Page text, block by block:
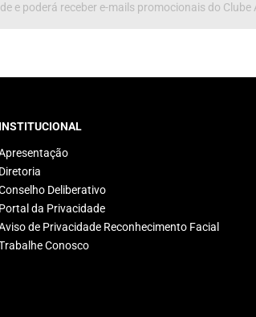
e poderá receber e-mails promocionais do Clube
INSTITUCIONAL
Diretoria
Deliberativo
Portal da Privacidade
de Privacidade Reconhecimento Facial
Conosco